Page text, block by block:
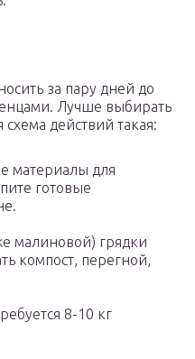
за пару дней до
Лучше выбирать
действий такая:
материалы для
готовые
малиновой) грядки
компост, перегной,
8-10 кг